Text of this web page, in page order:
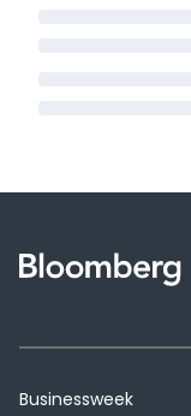
Businessweek